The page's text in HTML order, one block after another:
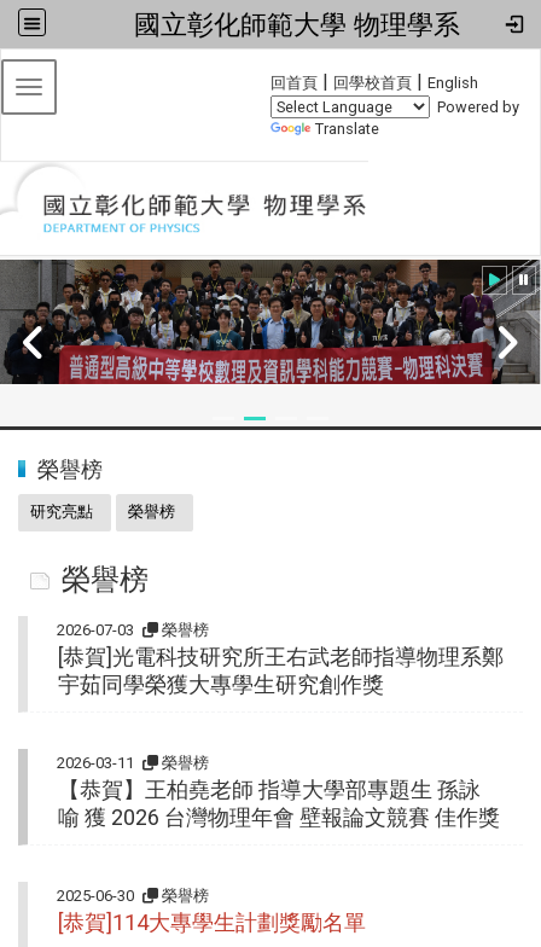
國立彰化師範大學 物理學系
回首頁 | 回學校首頁 | English
Powered by
Translate
Toggle navigation
榮譽榜
研究亮點 榮譽榜
榮譽榜
2026-07-03 榮譽榜
[恭賀]光電科技研究所王右武老師指導物理系鄭
宇茹同學榮獲大專學生研究創作獎
2026-03-11 榮譽榜
【恭賀】王柏堯老師 指導大學部專題生 孫詠
喻 獲 2026 台灣物理年會 壁報論文競賽 佳作獎
2025-06-30 榮譽榜
[恭賀]114大專學生計劃獎勵名單